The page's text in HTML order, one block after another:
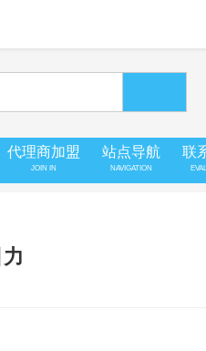
代理商加盟
JOIN IN
站点导航
NAVIGATION
联